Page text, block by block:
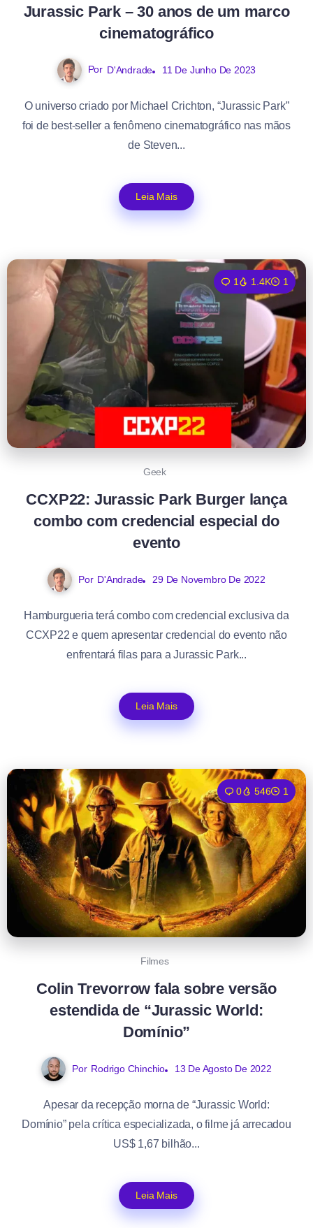
Jurassic Park – 30 anos de um marco
cinematográfico
Por D'Andrade 11 De Junho De 2023
O universo criado por Michael Crichton, “Jurassic Park”
foi de best-seller a fenômeno cinematográfico nas mãos
de Steven...
Leia Mais
1 1.4K 1
Geek
CCXP22: Jurassic Park Burger lança
combo com credencial especial do
evento
Por D'Andrade 29 De Novembro De 2022
Hamburgueria terá combo com credencial exclusiva da
CCXP22 e quem apresentar credencial do evento não
enfrentará filas para a Jurassic Park...
Leia Mais
0 546 1
Filmes
Colin Trevorrow fala sobre versão
estendida de “Jurassic World:
Domínio”
Por Rodrigo Chinchio 13 De Agosto De 2022
Apesar da recepção morna de “Jurassic World:
Domínio” pela crítica especializada, o filme já arrecadou
US$ 1,67 bilhão...
Leia Mais